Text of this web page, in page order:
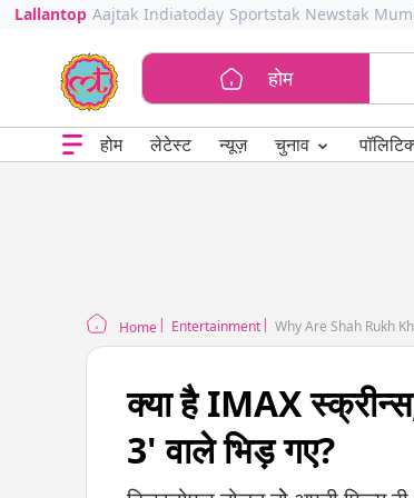
Lallantop Aajtak Indiatoday Sportstak Newstak
होम
होम लेटेस्ट न्यूज़ चुनाव ⌄
Home Entertainment Why Are Shah Rukh
क्या है IMAX
3' वाले भिड़ गए?